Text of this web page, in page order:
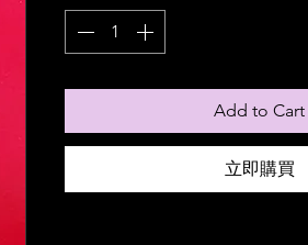
Add to Cart
立即購買